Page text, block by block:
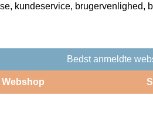
kundeservice, brugervenlighed,
Bedst anmeldte
Webshop